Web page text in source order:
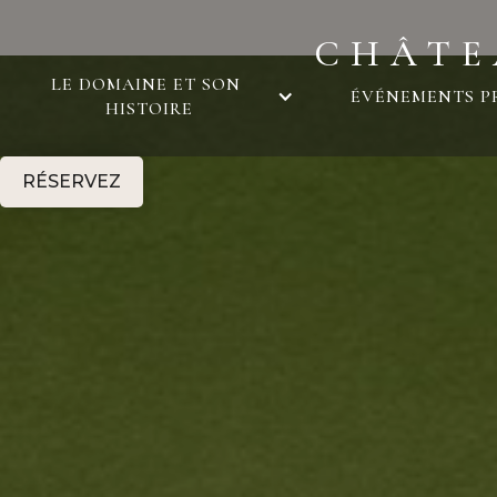
LE DOMAINE ET SON
HISTOIRE
ÉVÉNEMENTS
RÉSERVEZ